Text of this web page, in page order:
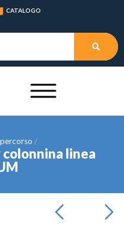
CATALOGO
linea